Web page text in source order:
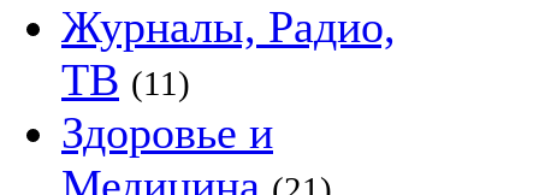
Журналы, Радио,
ТВ (11)
Здоровье и